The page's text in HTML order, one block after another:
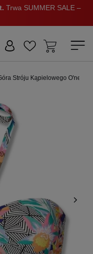
Trwa SUMMER SALE –
Stróju Kąpielowego O'neill